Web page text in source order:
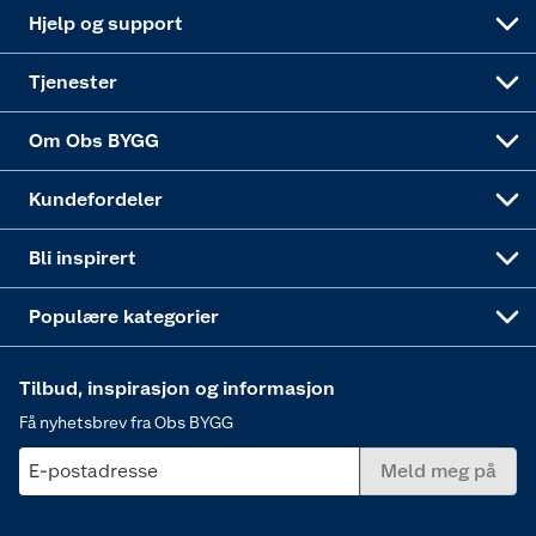
Hjelp og support
Tjenester
Om Obs BYGG
Kundefordeler
Bli inspirert
Populære kategorier
Tilbud, inspirasjon og informasjon
Få nyhetsbrev fra Obs BYGG
E-postadresse Meld meg på